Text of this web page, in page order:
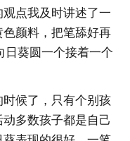
点我及时讲述了一
颜料，把笔舔好再
日葵圆一个接着一个
候了，只有个别孩
多数孩子都是自己